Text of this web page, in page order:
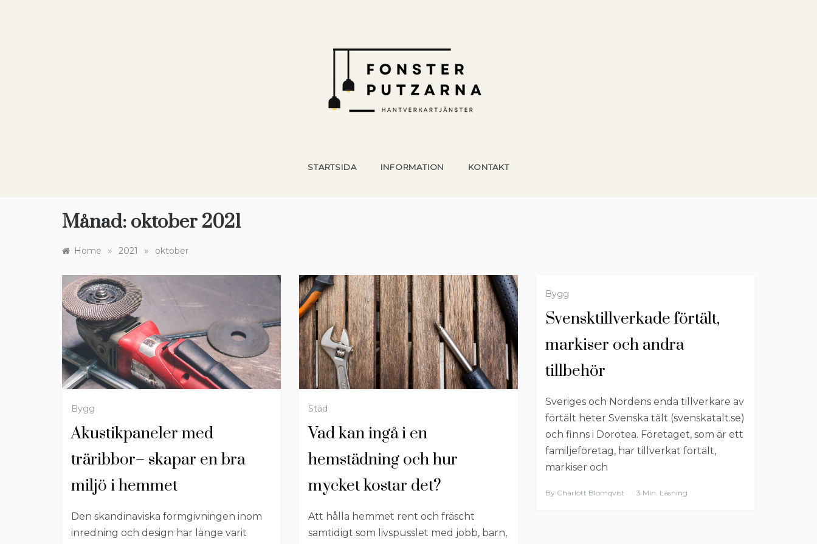
STARTSIDA INFORMATION KONTAKT
Månad: oktober 2021
Home » 2021 » oktober
Bygg
Akustikpaneler med
träribbor– skapar en bra
miljö i hemmet
Den skandinaviska formgivningen inom
inredning och design har länge varit
Städ
Vad kan ingå i en
hemstädning och hur
mycket kostar det?
Att hålla hemmet rent och fräscht
samtidigt som livspusslet med jobb, barn,
Bygg
Svensktillverkade förtält,
markiser och andra
tillbehör
Sveriges och Nordens enda tillverkare av
förtält heter Svenska tält (svenskatalt.se)
och finns i Dorotea. Företaget, som är ett
familjeföretag, har tillverkat förtält,
markiser och
By Charlott Blomqvist 3 Min. Läsning